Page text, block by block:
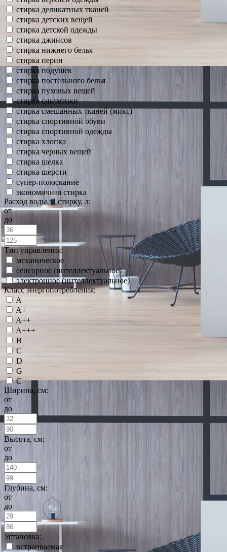
стирка деликатных тканей
стирка детских вещей
стирка детской одежды
стирка джинсов
стирка нижнего белья
стирка перин
стирка подушек
стирка постельного белья
стирка пуховых вещей
стирка синтетики
стирка смешанных тканей (микс)
стирка спортивной обуви
стирка спортивной одежды
стирка хлопка
стирка черных вещей
стирка шелка
стирка шерсти
супер-полоскание
экономичная стирка
Расход воды за стирку, л:
от
до
Тип управления:
механическое
сенсорное (интеллектуальное)
электронное (интеллектуальное)
Класс энергопотребления:
A
A+
A++
A+++
B
C
D
G
С
Ширина, см:
от
до
Высота, см:
от
до
Глубина, см:
от
до
Установка:
встраиваемая